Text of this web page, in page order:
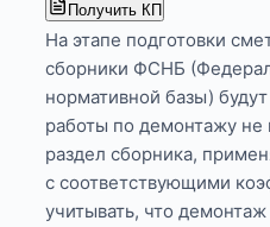
Получить КП
На этапе подготовки
сборники ФСНБ
нормативной базы)
работы по демонтажу
раздел сборника,
с соответствующими
учитывать, что